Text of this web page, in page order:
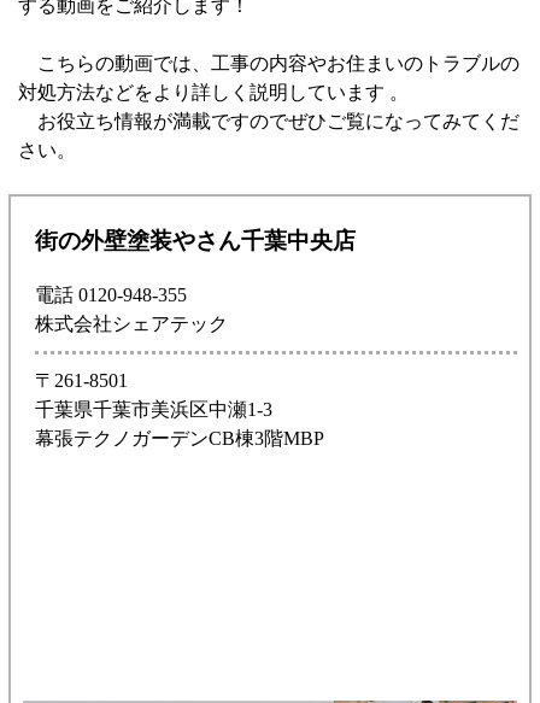
する動画をご紹介します！
こちらの動画では、工事の内容やお住まいのトラブルの
対処方法などをより詳しく説明しています 。
お役立ち情報が満載ですのでぜひご覧になってみてくだ
さい。
街の外壁塗装やさん千葉中央店
電話 0120-948-355
株式会社シェアテック
〒261-8501
千葉県千葉市美浜区中瀬1-3
幕張テクノガーデンCB棟3階MBP